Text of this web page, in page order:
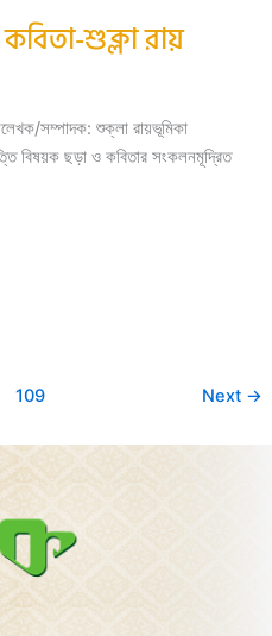
শুক্লা রায়
সম্পাদক: শুক্লা রায়ভূমিকা
বিষয়ক ছড়া ও কবিতার সংকলনমূদ্রিত
109 Next →